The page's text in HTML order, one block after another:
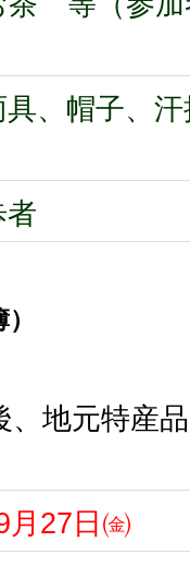
、帽子、
地元特産
27日㈮